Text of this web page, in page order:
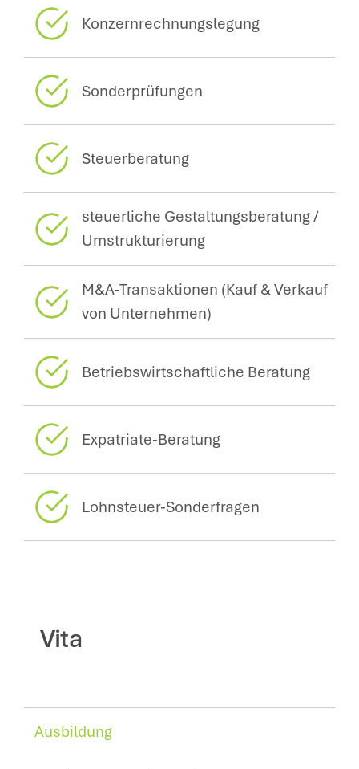
Konzernrechnungslegung
Sonderprüfungen
Steuerberatung
steuerliche Gestaltungsberatung /
Umstrukturierung
M&A-Transaktionen (Kauf & Verkauf
von Unternehmen)
Betriebswirtschaftliche Beratung
Expatriate-Beratung
Lohnsteuer-Sonderfragen
Vita
Ausbildung